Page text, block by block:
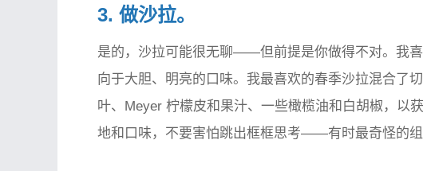
3. 做沙拉。
是的，沙拉可能很无聊——但前提是你做得不对。我
向于大胆、明亮的口味。我最喜欢的春季沙拉混合了
叶、Meyer 柠檬皮和果汁、一些橄榄油和白胡椒，以
地和口味，不要害怕跳出框框思考——有时最奇怪的组